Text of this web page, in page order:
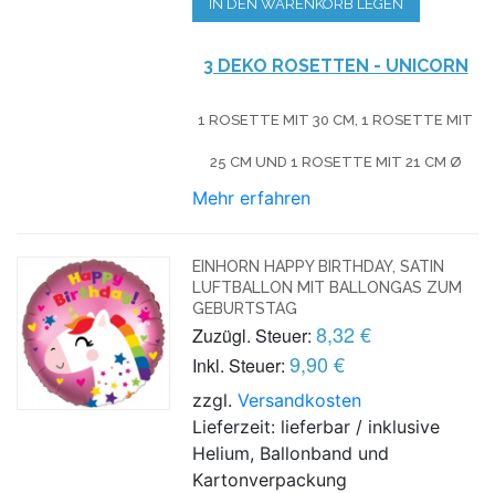
IN DEN WARENKORB LEGEN
3 DEKO ROSETTEN - UNICORN
1 ROSETTE MIT 30 CM, 1 ROSETTE MIT
25 CM UND 1 ROSETTE MIT 21 CM Ø
Mehr erfahren
EINHORN HAPPY BIRTHDAY, SATIN
LUFTBALLON MIT BALLONGAS ZUM
GEBURTSTAG
Zuzügl. Steuer: 8,32 €
Inkl. Steuer: 9,90 €
zzgl.Versandkosten
Lieferzeit: lieferbar / inklusive
Helium, Ballonband und
Kartonverpackung